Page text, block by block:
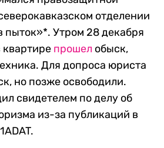
отделении
пыток»*. Утром 28 декабря
квартире прошел обыск,
Для допроса юриста
но позже освободили.
свидетелем по делу об
из-за публикаций в